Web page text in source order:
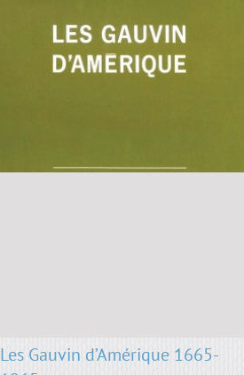
Les Gauvin d’Amérique 1665-